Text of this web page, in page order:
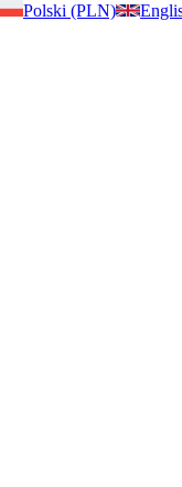
Polski (PLN)